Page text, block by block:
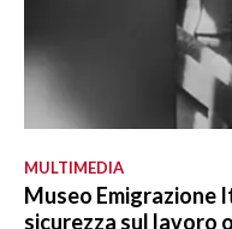
MULTIMEDIA
Museo Emigrazione
sicurezza sul lavoro